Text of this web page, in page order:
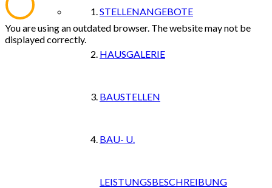
STELLENANGEBOTE
HAUSGALERIE
BAUSTELLEN
BAU- U.
LEISTUNGSBESCHREIBUNG
You are using an outdated browser. The website may not be
displayed correctly.